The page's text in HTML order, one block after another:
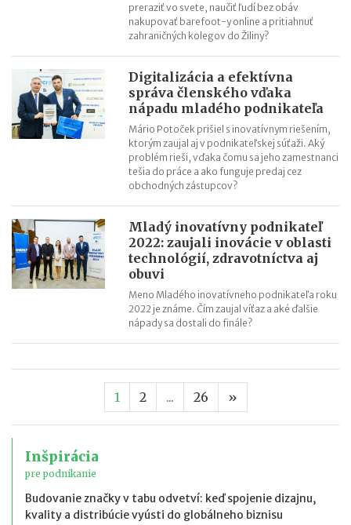
preraziť vo svete, naučiť ľudí bez obáv
nakupovať barefoot-y online a pritiahnuť
zahraničných kolegov do Žiliny?
Digitalizácia a efektívna
správa členského vďaka
nápadu mladého podnikateľa
Mário Potoček prišiel s inovatívnym riešením,
ktorým zaujal aj v podnikateľskej súťaži. Aký
problém rieši, vďaka čomu sa jeho zamestnanci
tešia do práce a ako funguje predaj cez
obchodných zástupcov?
Mladý inovatívny podnikateľ
2022: zaujali inovácie v oblasti
technológií, zdravotníctva aj
obuvi
Meno Mladého inovatívneho podnikateľa roku
2022 je známe. Čím zaujal víťaz a aké ďalšie
nápady sa dostali do finále?
1 2 ... 26 »Nasledujúca
Inšpirácia
pre podnikanie
Budovanie značky v tabu odvetví: keď spojenie dizajnu,
kvality a distribúcie vyústi do globálneho biznisu